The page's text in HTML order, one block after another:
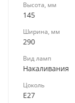
Высота, мм
145
Ширина, мм
290
Вид ламп
Накаливания
Цоколь
E27